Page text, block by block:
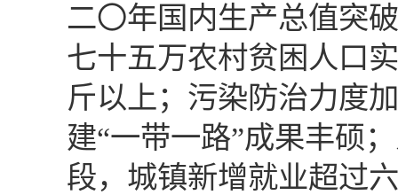
二〇年国内生产总值突
七十五万农村贫困人口
斤以上；污染防治力度
建“一带一路”成果丰硕
段，城镇新增就业超过